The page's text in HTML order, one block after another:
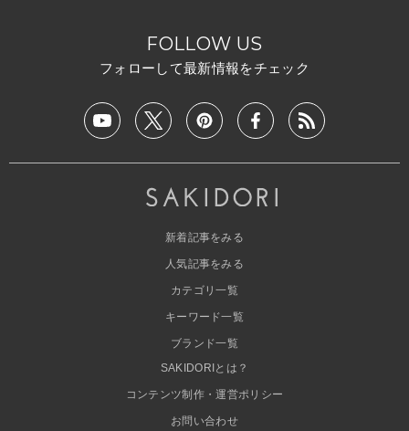
FOLLOW US
フォローして最新情報をチェック
新着記事をみる
人気記事をみる
カテゴリ一覧
キーワード一覧
ブランド一覧
SAKIDORIとは？
コンテンツ制作・運営ポリシー
お問い合わせ